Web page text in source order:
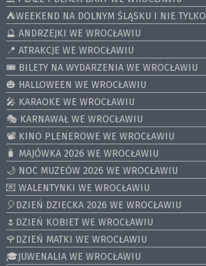
⛺️WEEKEND NA DOLNYM ŚLĄSKU I NIE TYLKO
🔮 ANDRZEJKI WE WROCŁAWIU
📍 ATRAKCJE WE WROCŁAWIU
🎟️ BILETY NA WYDARZENIA WE WROCŁAWIU
🎃 HALLOWEEN WE WROCŁAWIU
🎤 KARAOKE WE WROCŁAWIU
🎭 KARNAWAŁ WE WROCŁAWIU
📽️ KINO PLENEROWE WE WROCŁAWIU
🧳 MAJÓWKA 2026 WE WROCŁAWIU
🌙 NOC MUZEÓW 2026 WE WROCŁAWIU
💌 WALENTYNKI WE WROCŁAWIU
🎈DZIEŃ DZIECKA 2026 WE WROCŁAWIU
🌷DZIEŃ KOBIET WE WROCŁAWIU
🌹DZIEŃ MATKI WE WROCŁAWIU
🎓JUWENALIA WE WROCŁAWIU